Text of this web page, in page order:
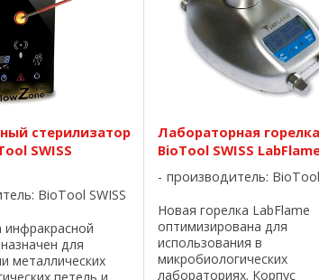
стерилизатор
SWISS
BioTool SWISS
инфракрасной
для
металлических
Лабораторная горелка
BioTool SWISS
производитель:
Новая горелка LabFlame
оптимизирована для
использования в
микробиологических
лабораториях. Корпус